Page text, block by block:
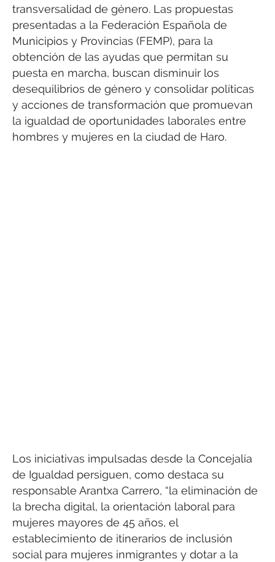
transversalidad de género. Las propuestas
presentadas a la Federación Española de
Municipios y Provincias (FEMP), para la
obtención de las ayudas que permitan su
puesta en marcha, buscan disminuir los
desequilibrios de género y consolidar políticas
y acciones de transformación que promuevan
la igualdad de oportunidades laborales entre
hombres y mujeres en la ciudad de Haro.
Los iniciativas impulsadas desde la Concejalía
de Igualdad persiguen, como destaca su
responsable Arantxa Carrero, “la eliminación de
la brecha digital, la orientación laboral para
mujeres mayores de 45 años, el
establecimiento de itinerarios de inclusión
social para mujeres inmigrantes y dotar a la